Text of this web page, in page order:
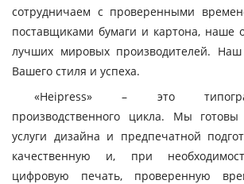
сотрудничаем с проверенными
поставщиками бумаги и картона, наше
лучших мировых производителей.
Вашего стиля и успеха.
«Heipress» – это
производственного цикла. Мы
услуги дизайна и предпечатной
качественную и, при
цифровую печать, проверенную